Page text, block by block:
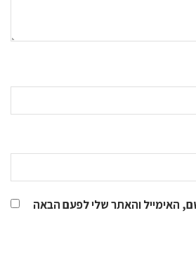
האימייל והאתר שלי לפעם הבאה